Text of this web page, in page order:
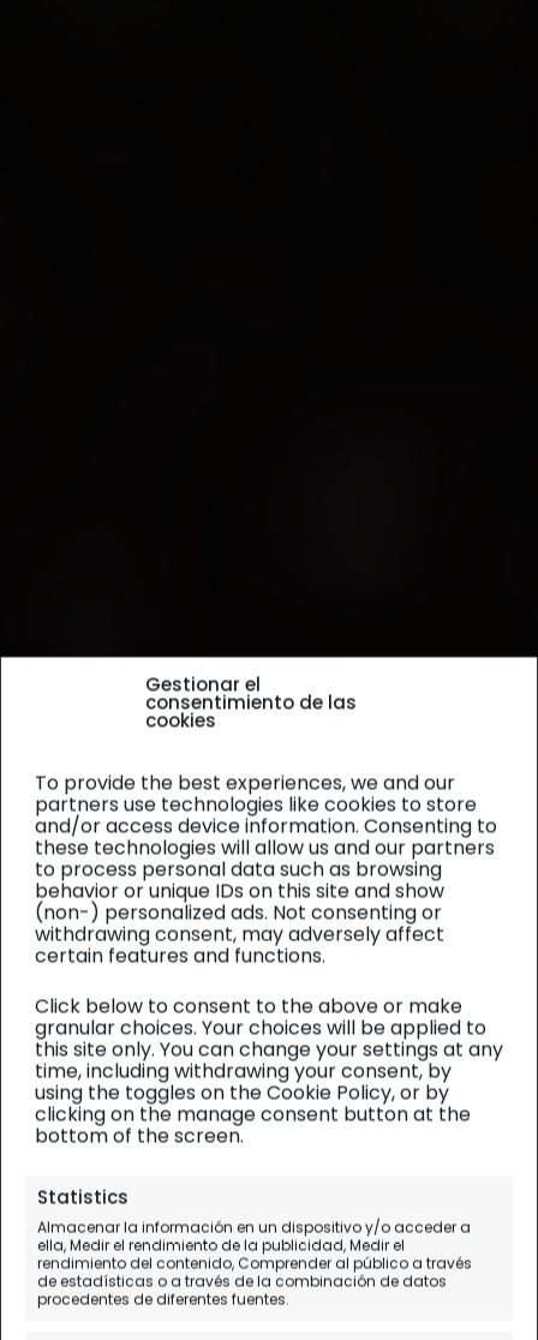
Gestionar el
consentimiento de las
cookies
To provide the best experiences, we and our
partners use technologies like cookies to store
and/or access device information. Consenting to
these technologies will allow us and our partners
to process personal data such as browsing
behavior or unique IDs on this site and show
(non-) personalized ads. Not consenting or
withdrawing consent, may adversely affect
certain features and functions.
Click below to consent to the above or make
granular choices. Your choices will be applied to
this site only. You can change your settings at any
time, including withdrawing your consent, by
using the toggles on the Cookie Policy, or by
clicking on the manage consent button at the
bottom of the screen.
Statistics
Almacenar la información en un dispositivo y/o acceder a
ella, Medir el rendimiento de la publicidad, Medir el
rendimiento del contenido, Comprender al público a través
de estadísticas o a través de la combinación de datos
procedentes de diferentes fuentes.
La Mezquita Azul, templo al
Islam